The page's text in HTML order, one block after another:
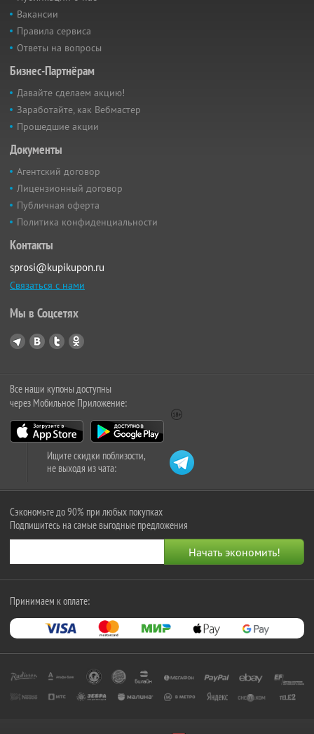
Вакансии
Правила сервиса
Ответы на вопросы
Бизнес-Партнёрам
Давайте сделаем акцию!
Заработайте, как Вебмастер
Прошедшие акции
Документы
Агентский договор
Лицензионный договор
Публичная оферта
Политика конфиденциальности
Контакты
sprosi@kupikupon.ru
Связаться с нами
Мы в Соцсетях
Все наши купоны доступны
через Мобильное Приложение:
Ищите скидки поблизости,
не выходя из чата:
Сэкономьте до 90% при любых покупках
Подпишитесь на самые выгодные предложения
Принимаем к оплате: